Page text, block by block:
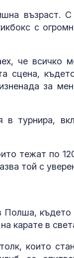
възраст.
с
че всичко
сцена,
за
в турнира,
тежат по
той с
Полша, където
карате в
които
противоракетен